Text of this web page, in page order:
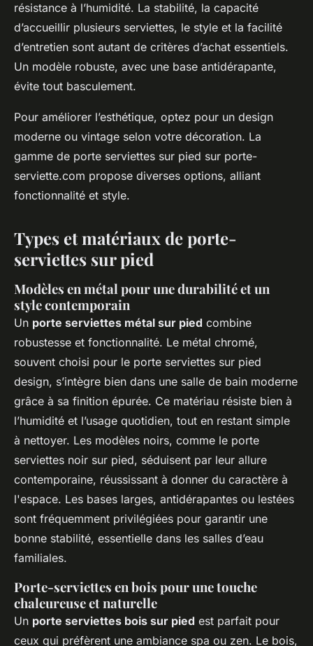
résistance à l’humidité. La stabilité, la capacité
d’accueillir plusieurs serviettes, le style et la facilité
d’entretien sont autant de critères d’achat essentiels.
Un modèle robuste, avec une base antidérapante,
évite tout basculement.
Pour améliorer l’esthétique, optez pour un design
moderne ou vintage selon votre décoration. La
gamme de porte serviettes sur pied sur porte-
serviette.com propose diverses options, alliant
fonctionnalité et style.
Types et matériaux de porte-
serviettes sur pied
Modèles en métal pour une durabilité et un
style contemporain
Un porte serviettes métal sur pied combine
robustesse et fonctionnalité. Le métal chromé,
souvent choisi pour le porte serviettes sur pied
design, s’intègre bien dans une salle de bain moderne
grâce à sa finition épurée. Ce matériau résiste bien à
l’humidité et l’usage quotidien, tout en restant simple
à nettoyer. Les modèles noirs, comme le porte
serviettes noir sur pied, séduisent par leur allure
contemporaine, réussissant à donner du caractère à
l'espace. Les bases larges, antidérapantes ou lestées
sont fréquemment privilégiées pour garantir une
bonne stabilité, essentielle dans les salles d’eau
familiales.
Porte-serviettes en bois pour une touche
chaleureuse et naturelle
Un porte serviettes bois sur pied est parfait pour
ceux qui préfèrent une ambiance spa ou zen. Le bois,